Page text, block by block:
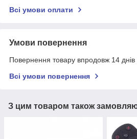
Всі умови оплати
Умови повернення
Повернення товару впродовж 14 днів
Всі умови повернення
З цим товаром також